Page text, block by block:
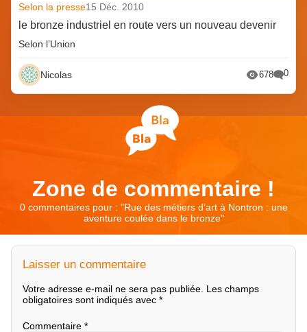
Selon la presse15 Déc. 2010
le bronze industriel en route vers un nouveau devenir
Selon l’Union
Nicolas 678 0
Zone de commentaire !
0 commentaires pour : "Rue des métiers d’art à Nontron : une
aventure coulée dans le bronze"
Laisser un commentaire
Votre adresse e-mail ne sera pas publiée. Les champs
obligatoires sont indiqués avec *
Commentaire *